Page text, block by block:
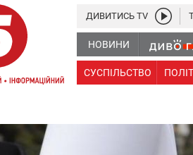
НОВИНИ
СУСПІЛЬСТВО
ДИВИТИСЬ TV